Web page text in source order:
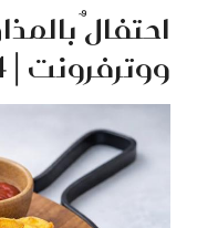
احتفالٌ
ووترفرونت | 4–10 مايو